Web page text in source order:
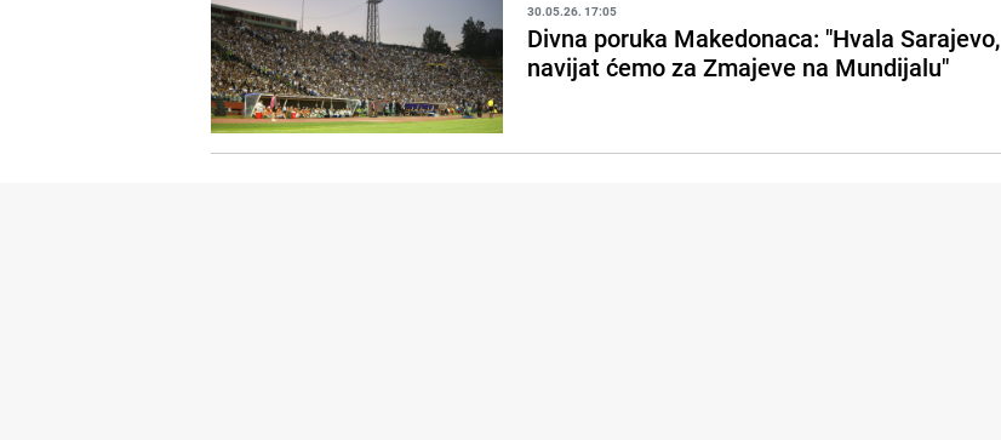
30.05.26. 17:05
Divna poruka Makedonaca: "Hvala Sarajevo,
navijat ćemo za Zmajeve na Mundijalu"